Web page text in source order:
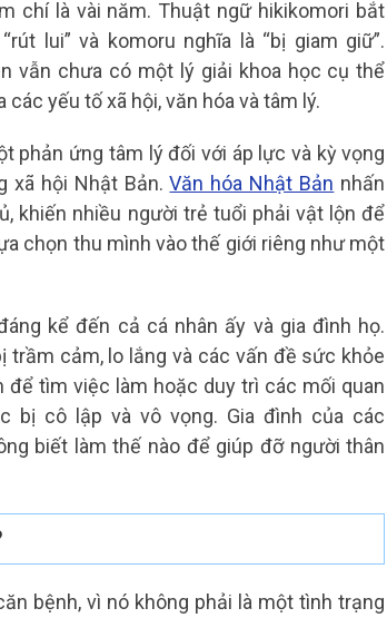
chí là vài năm. Thuật ngữ hikikomori bắt
lui” và komoru nghĩa là “bị giam giữ”.
vẫn chưa có một lý giải khoa học cụ thể
yếu tố xã hội, văn hóa và tâm lý.
phản ứng tâm lý đối với áp lực và kỳ vọng
xã hội Nhật Bản.Văn hóa Nhật Bản nhấn
khiến nhiều người trẻ tuổi phải vật lộn để
chọn thu mình vào thế giới riêng như một
kể đến cả cá nhân ấy và gia đình họ.
cảm, lo lắng và các vấn đề sức khỏe
tìm việc làm hoặc duy trì các mối quan
bị cô lập và vô vọng. Gia đình của các
biết làm thế nào để giúp đỡ người thân
bệnh, vì nó không phải là một tình trạng